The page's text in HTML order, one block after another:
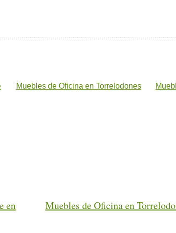
Muebles de Oficina en Torrelodones
en
Muebles de Oficina en